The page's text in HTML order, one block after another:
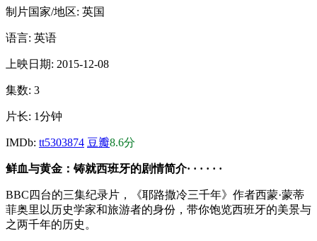
制片国家/地区: 英国
语言: 英语
上映日期: 2015-12-08
集数: 3
片长: 1分钟
IMDb: tt5303874 豆瓣8.6分
鲜血与黄金：铸就西班牙的剧情简介· · · · · ·
BBC四台的三集纪录片，《耶路撒冷三千年》作者西蒙·蒙蒂
菲奥里以历史学家和旅游者的身份，带你饱览西班牙的美景与
之两千年的历史。